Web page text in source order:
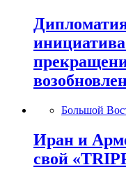
Большой
Иран и
свой